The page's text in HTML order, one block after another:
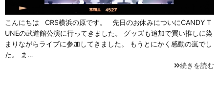
こんにちは CRS横浜の原です。 先日のお休みについにCANDY T
UNEの武道館公演に行ってきました。 グッズも追加で買い推しに染
まりながらライブに参加してきました。 もうとにかく感動の嵐でし
た。 ま…
続きを読む